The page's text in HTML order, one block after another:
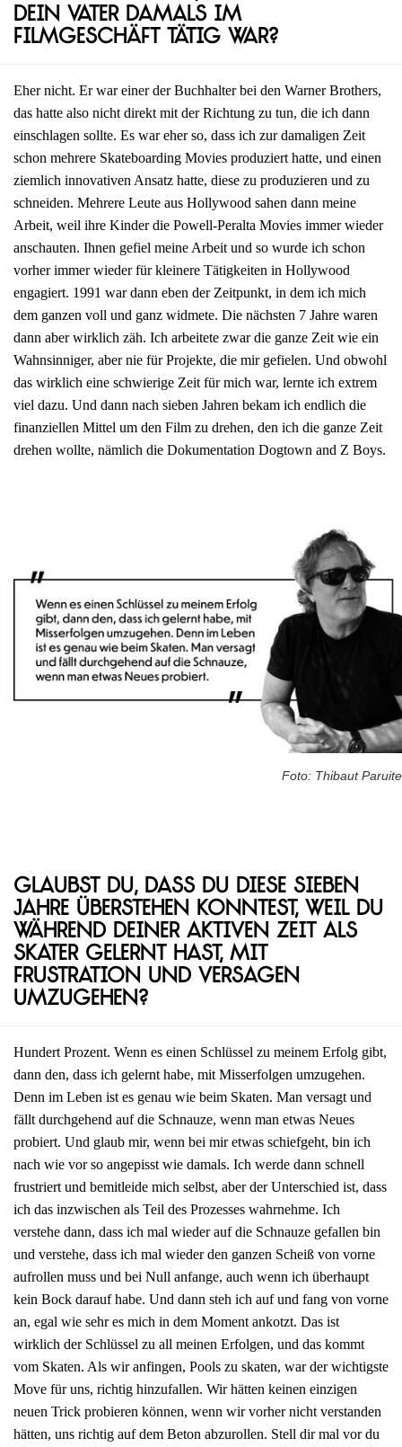
dein Vater damals im
Filmgeschäft tätig war?
Eher nicht. Er war einer der Buchhalter bei den Warner Brothers,
das hatte also nicht direkt mit der Richtung zu tun, die ich dann
einschlagen sollte. Es war eher so, dass ich zur damaligen Zeit
schon mehrere Skateboarding Movies produziert hatte, und einen
ziemlich innovativen Ansatz hatte, diese zu produzieren und zu
schneiden. Mehrere Leute aus Hollywood sahen dann meine
Arbeit, weil ihre Kinder die Powell-Peralta Movies immer wieder
anschauten. Ihnen gefiel meine Arbeit und so wurde ich schon
vorher immer wieder für kleinere Tätigkeiten in Hollywood
engagiert. 1991 war dann eben der Zeitpunkt, in dem ich mich
dem ganzen voll und ganz widmete. Die nächsten 7 Jahre waren
dann aber wirklich zäh. Ich arbeitete zwar die ganze Zeit wie ein
Wahnsinniger, aber nie für Projekte, die mir gefielen. Und obwohl
das wirklich eine schwierige Zeit für mich war, lernte ich extrem
viel dazu. Und dann nach sieben Jahren bekam ich endlich die
finanziellen Mittel um den Film zu drehen, den ich die ganze Zeit
drehen wollte, nämlich die Dokumentation Dogtown and Z Boys.
Foto: Thibaut Paruite
Glaubst du, dass du diese sieben
Jahre überstehen konntest, weil du
während deiner aktiven Zeit als
Skater gelernt hast, mit
Frustration und Versagen
umzugehen?
Hundert Prozent. Wenn es einen Schlüssel zu meinem Erfolg gibt,
dann den, dass ich gelernt habe, mit Misserfolgen umzugehen.
Denn im Leben ist es genau wie beim Skaten. Man versagt und
fällt durchgehend auf die Schnauze, wenn man etwas Neues
probiert. Und glaub mir, wenn bei mir etwas schiefgeht, bin ich
nach wie vor so angepisst wie damals. Ich werde dann schnell
frustriert und bemitleide mich selbst, aber der Unterschied ist, dass
ich das inzwischen als Teil des Prozesses wahrnehme. Ich
verstehe dann, dass ich mal wieder auf die Schnauze gefallen bin
und verstehe, dass ich mal wieder den ganzen Scheiß von vorne
aufrollen muss und bei Null anfange, auch wenn ich überhaupt
kein Bock darauf habe. Und dann steh ich auf und fang von vorne
an, egal wie sehr es mich in dem Moment ankotzt. Das ist
wirklich der Schlüssel zu all meinen Erfolgen, und das kommt
vom Skaten. Als wir anfingen, Pools zu skaten, war der wichtigste
Move für uns, richtig hinzufallen. Wir hätten keinen einzigen
neuen Trick probieren können, wenn wir vorher nicht verstanden
hätten, uns richtig auf dem Beton abzurollen. Stell dir mal vor du